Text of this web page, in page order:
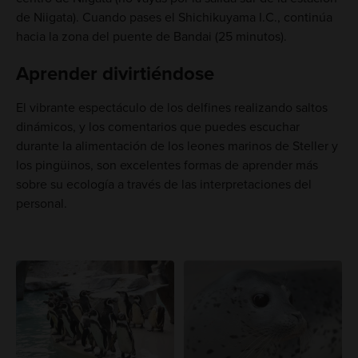
de Niigata). Cuando pases el Shichikuyama I.C., continúa
hacia la zona del puente de Bandai (25 minutos).
Aprender divirtiéndose
El vibrante espectáculo de los delfines realizando saltos
dinámicos, y los comentarios que puedes escuchar
durante la alimentación de los leones marinos de Steller y
los pingüinos, son excelentes formas de aprender más
sobre su ecología a través de las interpretaciones del
personal.